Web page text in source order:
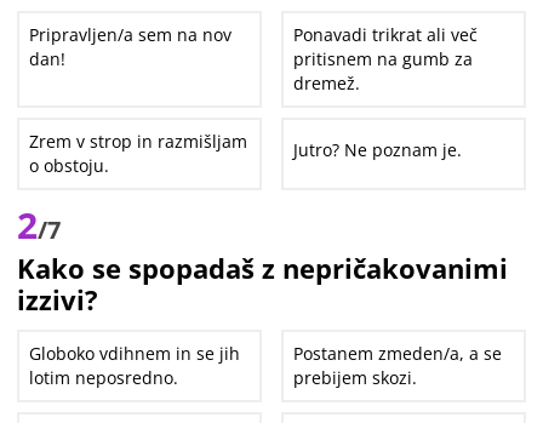
Pripravljen/a sem na nov
dan!
Ponavadi trikrat ali več
pritisnem na gumb za
dremež.
Zrem v strop in razmišljam
o obstoju.
Jutro? Ne poznam je.
2/7
Kako se spopadaš z nepričakovanimi
izzivi?
Globoko vdihnem in se jih
lotim neposredno.
Postanem zmeden/a, a se
prebijem skozi.